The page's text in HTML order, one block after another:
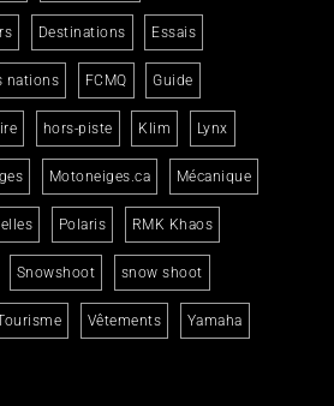
Destinations Essais
nations FCMQ Guide
hors-piste Klim Lynx
Motoneiges.ca Mécanique
Polaris RMK Khaos
Snowshoot snow shoot
Vêtements Yamaha